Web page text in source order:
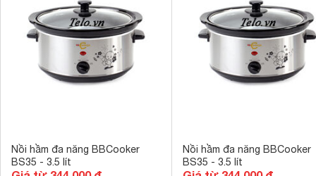
Nồi hầm đa năng BBCooker
BS35 - 3.5 lít
Nồi hầm đa năng BBCooker
BS35 - 3.5 lít